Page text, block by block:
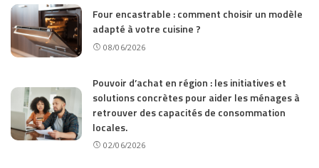
Four encastrable : comment choisir un modèle
adapté à votre cuisine ?
08/06/2026
Pouvoir d’achat en région : les initiatives et
solutions concrètes pour aider les ménages à
retrouver des capacités de consommation
locales.
02/06/2026